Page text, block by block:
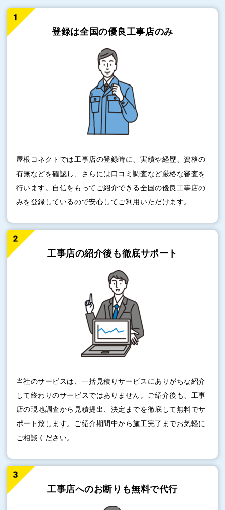
登録は全国の優良工事店のみ
屋根コネクトでは工事店の登録時に、実績や経歴、資格の
有無などを確認し、さらには口コミ調査など厳格な審査を
行います。自信をもってご紹介できる全国の優良工事店の
みを登録しているので安心してご利用いただけます。
工事店の紹介後も徹底サポート
当社のサービスは、一括見積りサービスにありがちな紹介
して終わりのサービスではありません。ご紹介後も、工事
店の現地調査から見積提出、決定までを徹底して無料でサ
ポート致します。ご紹介期間中から施工完了までお気軽に
ご相談ください。
工事店へのお断りも無料で代行